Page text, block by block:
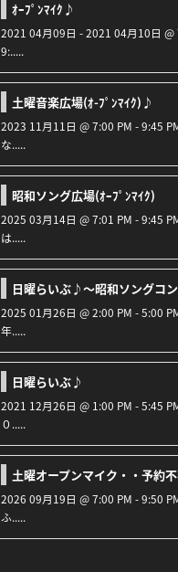
ｵｰﾌﾟﾝﾏｲｸ♪
2021 04月09日 - 2021 04月10日 @
9:.....
土曜音楽広場(ｵ-ﾌﾟﾝﾏｲｸ)♪
2023 11月11日 @ 7:00 PM - 9:45
な.....
昭和ソング広場(ｵｰﾌﾟﾝﾏｲｸ)
2025 03月14日 @ 7:01 PM - 9:45
は.....
日曜らいぶ♪～昭和ソングコ
2025 01月26日 @ 2:00 PM - 5:00
年.....
日曜らいぶ♪
2021 12月26日 @ 1:00 PM - 5:45
０.....
土曜オープンマイク・・予約
2026 09月19日 @ 7:00 PM - 9:50
ふ.....